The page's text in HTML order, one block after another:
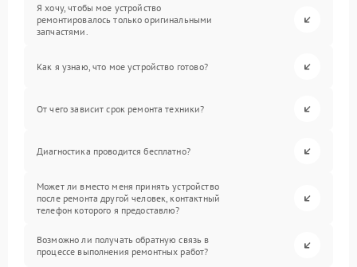
Я хочу, чтобы мое устройство
ремонтировалось только оригинальными
запчастями.
Как я узнаю, что мое устройство готово?
От чего зависит срок ремонта техники?
Диагностика проводится бесплатно?
Может ли вместо меня принять устройство
после ремонта другой человек, контактный
телефон которого я предоставлю?
Возможно ли получать обратную связь в
процессе выполнения ремонтных работ?